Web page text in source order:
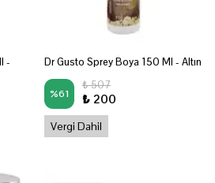
-
Dr Gusto Sprey Boya 150 Ml - Altın
%61
₺ 507
₺ 200
Vergi Dahil